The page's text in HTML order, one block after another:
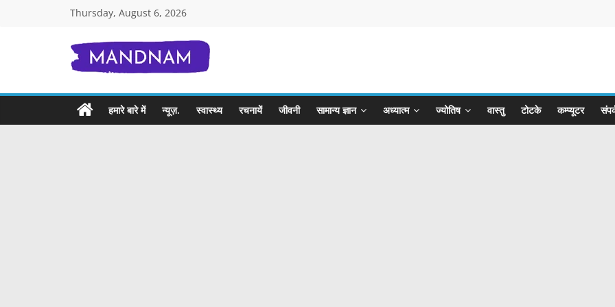
Thursday, August 6, 2026
Mandnam.com
जाने
एक-
हमारे बारे में न्यूज़. स्वास्थ्य रचनायें जीवनी सामान्य ज्ञान अध्यात्म ज्योतिष वास्तु टोटके कम्प्यूटर